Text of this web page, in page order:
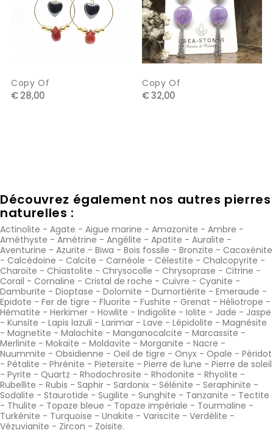
Copy Of
€ 28,00
Copy Of
€ 32,00
Découvrez également nos autres pierres
naturelles :
Actinolite - Agate - Aigue marine - Amazonite - Ambre -
Améthyste - Amétrine - Angélite - Apatite - Auralite -
Aventurine - Azurite - Biwa - Bois fossile - Bronzite - Cacoxénite
- Calcédoine - Calcite - Carnéole - Célestite - Chalcopyrite -
Charoïte - Chiastolite - Chrysocolle - Chrysoprase - Citrine -
Corail - Cornaline - Cristal de roche - Cuivre - Cyanite -
Damburite - Dioptase - Dolomite - Dumortiérite - Emeraude -
Epidote - Fer de tigre - Fluorite - Fushite - Grenat - Héliotrope -
Hématite - Herkimer - Howlite - Indigolite - Iolite - Jade - Jaspe
- Kunsite - Lapis lazuli - Larimar - Lave - Lépidolite - Magnésite
- Magnetite - Malachite - Manganocalcite - Marcassite -
Merlinite - Mokaïte - Moldavite - Morganite - Nacre -
Nuummite - Obsidienne - Oeil de tigre - Onyx - Opale - Péridot
- Pétalite - Phrénite - Pietersite - Pierre de lune - Pierre de soleil
- Pyrite - Quartz - Rhodochrosite - Rhodonite - Rhyolite -
Rubellite - Rubis - Saphir - Sardonix - Sélénite - Seraphinite -
Sodalite - Staurotide - Sugilite - Sunghite - Tanzanite - Tectite
- Thulite - Topaze bleue - Topaze impériale - Tourmaline -
Turkénite - Turquoise - Unakite - Variscite - Verdélite -
Vézuvianite - Zircon - Zoisite.